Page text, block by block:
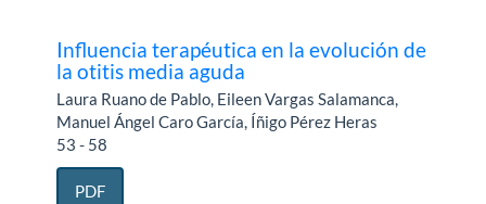
Influencia terapéutica en la evolución de
la otitis media aguda
Laura Ruano de Pablo, Eileen Vargas Salamanca,
Manuel Ángel Caro García, Íñigo Pérez Heras
53 - 58
PDF